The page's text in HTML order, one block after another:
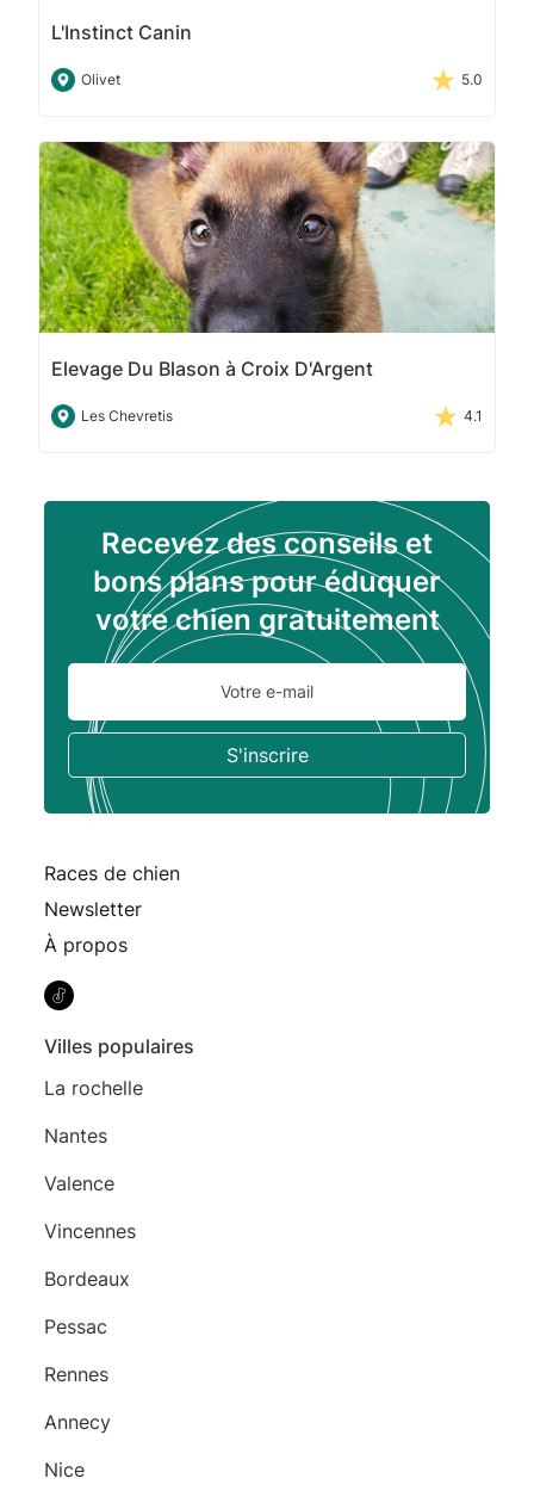
L'Instinct Canin
Olivet 5.0
Elevage Du Blason à Croix D'Argent
Les Chevretis 4.1
Recevez des conseils et
bons plans pour éduquer
votre chien gratuitement
Races de chien
Newsletter
À propos
Villes populaires
La rochelle
Nantes
Valence
Vincennes
Bordeaux
Pessac
Rennes
Annecy
Nice